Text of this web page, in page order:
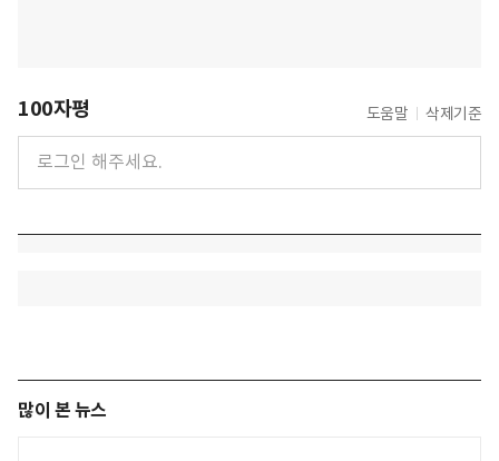
100자평 도움말 삭제기준
많이 본 뉴스